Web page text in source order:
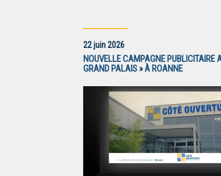
22 juin 2026
NOUVELLE CAMPAGNE PUBLICITAIRE
GRAND PALAIS » À ROANNE